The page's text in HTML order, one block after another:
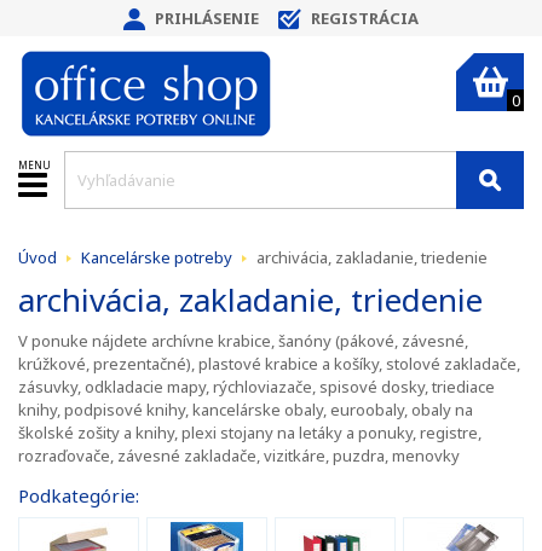
PRIHLÁSENIE REGISTRÁCIA
0
MENU
Úvod Kancelárske potreby archivácia, zakladanie, triedenie
archivácia, zakladanie, triedenie
V ponuke nájdete archívne krabice, šanóny (pákové, závesné,
krúžkové, prezentačné), plastové krabice a košíky, stolové zakladače,
zásuvky, odkladacie mapy, rýchloviazače, spisové dosky, triediace
knihy, podpisové knihy, kancelárske obaly, euroobaly, obaly na
školské zošity a knihy, plexi stojany na letáky a ponuky, registre,
rozraďovače, závesné zakladače, vizitkáre, puzdra, menovky
Podkategórie: